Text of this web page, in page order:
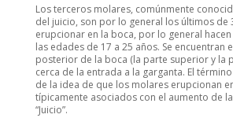
Los terceros molares, comúnmente
del juicio, son por lo general los últimos de
erupcionar en la boca, por lo general
las edades de 17 a 25 años. Se encuentran
posterior de la boca (la parte superior y la
cerca de la entrada a la garganta. El término
de la idea de que los molares erupcionan
típicamente asociados con el aumento de
“Juicio”.